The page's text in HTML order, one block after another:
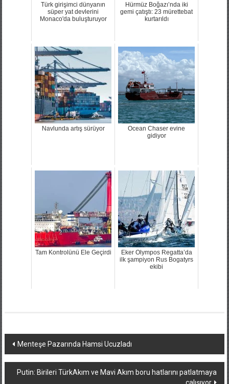
Türk girişimci dünyanın
süper yat devlerini
Monaco'da buluşturuyor
Hürmüz Boğazı’nda iki
gemi çatıştı: 23 mürettebat
kurtarıldı
Navlunda artış sürüyor
Ocean Chaser evine
gidiyor
Tam Kontrolünü Ele Geçirdi
Eker Olympos Regatta’da
ilk şampiyon Rus Bogatyrs
ekibi
Yazı
dolaşımı
Menteşe Pazarında Hamsi Ucuzladı
Putin: Birileri TürkAkım ve Mavi Akım boru hatlarını patlatmaya
çalışıyor